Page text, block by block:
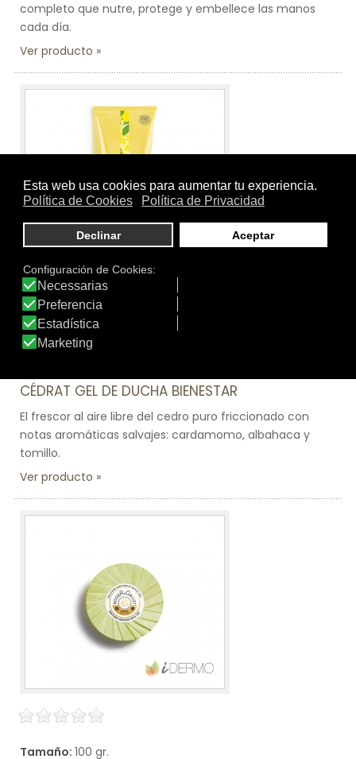
completo que nutre, protege y embellece las manos
cada día.
Ver producto
Tamaño:200.ml.
Marca:Roger & Gallet
CÉDRAT GEL DE DUCHA BIENESTAR
El frescor al aire libre del cedro puro friccionado con
notas aromáticas salvajes: cardamomo, albahaca y
tomillo.
Ver producto
Tamaño: 100 gr.